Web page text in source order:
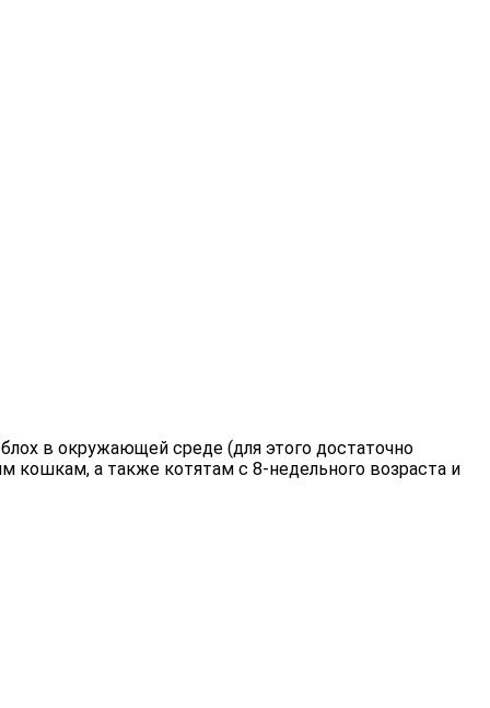
в окружающей среде (для этого достаточно
а также котятам с 8-недельного возраста и